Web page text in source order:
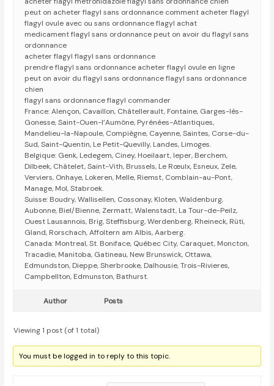
peut on acheter flagyl sans ordonnance comment acheter flagyl
flagyl ovule avec ou sans ordonnance flagyl achat
medicament flagyl sans ordonnance peut on avoir du flagyl sans
ordonnance
acheter flagyl flagyl sans ordonnance
prendre flagyl sans ordonnance acheter flagyl ovule en ligne
peut on avoir du flagyl sans ordonnance flagyl sans ordonnance
chien
flagyl sans ordonnance flagyl commander
France: Alençon, Cavaillon, Châtellerault, Fontaine, Garges-lès-
Gonesse, Saint-Ouen-l’Aumône, Pyrénées-Atlantiques,
Mandelieu-la-Napoule, Compiègne, Cayenne, Saintes, Corse-du-
Sud, Saint-Quentin, Le Petit-Quevilly, Landes, Limoges.
Belgique: Genk, Ledegem, Ciney, Hoeilaart, Ieper, Berchem,
Dilbeek, Châtelet, Saint-Vith, Brussels, Le Rœulx, Esneux, Zele,
Verviers, Onhaye, Lokeren, Melle, Riemst, Comblain-au-Pont,
Manage, Mol, Stabroek.
Suisse: Boudry, Wallisellen, Cossonay, Kloten, Waldenburg,
Aubonne, Biel/Bienne, Zermatt, Walenstadt, La Tour-de-Peilz,
Ouest Lausannois, Brig, Steffisburg, Werdenberg, Rheineck, Rüti,
Gland, Rorschach, Affoltern am Albis, Aarberg.
Canada: Montreal, St. Boniface, Québec City, Caraquet, Moncton,
Tracadie, Manitoba, Gatineau, New Brunswick, Ottawa,
Edmundston, Dieppe, Sherbrooke, Dalhousie, Trois-Rivieres,
Campbellton, Edmunston, Bathurst.
Author Posts
Viewing 1 post (of 1 total)
You must be logged in to reply to this topic.